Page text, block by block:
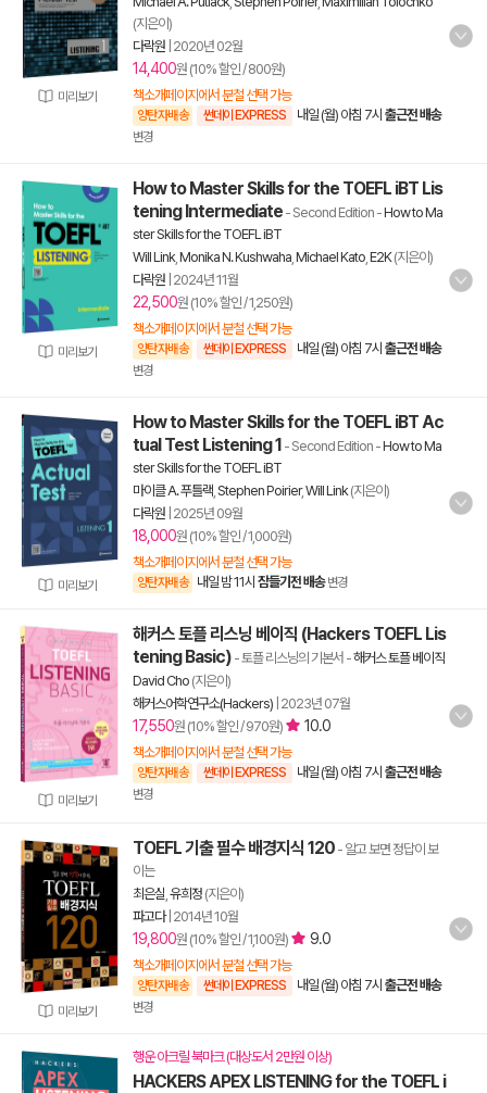
미리보기
(지은이)
다락원 2020년 02월
14,400원 (10% 할인 / 800원)
책소개페이지에서 분철 선택 가능
양탄자배송 썬데이 EXPRESS 내일 (월) 아침 7시 출근전 배송
변경
미리보기
How to Master Skills for the TOEFL iBT Lis
tening Intermediate - Second Edition -How to Ma
ster Skills for the TOEFL iBT
Will Link, Monika N. Kushwaha Michael Kato E2K(지은이)
다락원 2024년 11월
22,500원 (10% 할인 / 1,250원)
책소개페이지에서 분철 선택 가능
양탄자배송 썬데이 EXPRESS 내일 (월) 아침 7시 출근전 배송
변경
미리보기
How to Master Skills for the TOEFL iBT Ac
tual Test Listening 1 - Second Edition -How to Ma
ster Skills for the TOEFL iBT
마이클 A. 푸틀랙 Stephen Poirier,Will Link(지은이)
다락원 2025년 09월
18,000원 (10% 할인 / 1,000원)
책소개페이지에서 분철 선택 가능
양탄자배송 내일 밤 11시 잠들기전 배송 변경
미리보기
해커스 토플 리스닝 베이직 (Hackers TOEFL Lis
tening Basic) - 토플 리스닝의 기본서 -해커스 토플 베이직
David Cho (지은이)
해커스어학연구소(Hackers) 2023년 07월
17,550원 (10% 할인 / 970원) 10.0
책소개페이지에서 분철 선택 가능
양탄자배송 썬데이 EXPRESS 내일 (월) 아침 7시 출근전 배송
변경
미리보기
TOEFL 기출 필수 배경지식 120 - 알고 보면 정답이 보
이는
최은실 유희정 (지은이)
파고다| 2014년 10월
19,800원 (10% 할인 / 1,100원) 9.0
책소개페이지에서 분철 선택 가능
양탄자배송 썬데이 EXPRESS 내일 (월) 아침 7시 출근전 배송
변경
행운 아크릴 북마크 (대상도서 2만원 이상)
HACKERS APEX LISTENING for the TOEFL i